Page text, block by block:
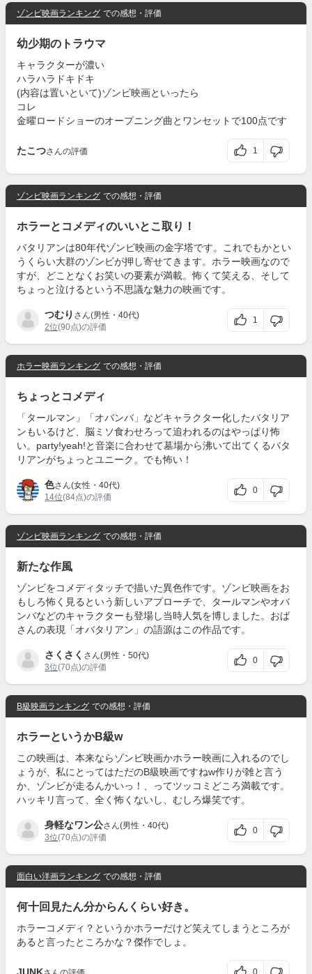
ゾンビ映画ランキング での感想・評価
幼少期のトラウマ
キャラクターが濃い
ハラハラドキドキ
(内容は置いといて)ゾンビ映画といったら
コレ
金曜ロードショーのオープニング曲とワンセットで100点です
たこつさんの評価 1
ゾンビ映画ランキング での感想・評価
ホラーとコメディのいいとこ取り！
バタリアンは80年代ゾンビ映画の金字塔です。これでもかとい
うくらい大群のゾンビが押し寄せてきます。ホラー映画なので
すが、どことなくお笑いの要素が満載。怖くて笑える、そして
ちょっと泣けるという不思議な魅力の映画です。
つむり さん(男性・40代)
2位(90点)の評価
1
ホラー映画ランキング での感想・評価
ちょっとコメディ
「タールマン」「オバンバ」などキャラクター化したバタリア
ンもいるけど、脳ミソ食わせろって追われるのはやっぱり怖
い。party!yeah!と音楽に合わせて墓場から沸いて出てくるバタ
リアンがちょっとユニーク。でも怖い！
色さん(女性・40代)
14位(84点)の評価
0
ゾンビ映画ランキング での感想・評価
新たな作風
ゾンビをコメディタッチで描いた異色作です。ゾンビ映画をお
もしろ怖く見るという新しいアプローチで、タールマンやオバ
ンバなどのキャラクターも登場し当時人気を博しました。おば
さんの表現「オバタリアン」の語源はこの作品です。
さくさく さん(男性・50代)
3位(70点)の評価
0
B級映画ランキング での感想・評価
ホラーというかB級w
この映画は、本来ならゾンビ映画かホラー映画に入れるのでし
ょうが、私にとってはただのB級映画ですねw作りが雑と言う
か、ゾンビが走るんかいっ！、ってツッコミどころ満載です。
ハッキリ言って、全く怖くないし、むしろ爆笑です。
身軽なワン公さん(男性・40代)
3位(70点)の評価
0
面白い洋画ランキング での感想・評価
何十回見たん分からんくらい好き。
ホラーコメディ？というかホラーだけど笑えてしまうところが
あると言ったところかな？傑作でしょ。
0